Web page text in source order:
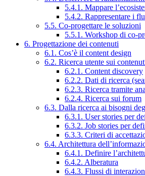
5.4.1. Mappare
5.4.2. Rappresentare i
5.5. Co-progettare le soluzioni
5.5.1. Workshop di co-
6. Progettazione dei contenuti
6.1. Cos’è il content design
6.2. Ricerca utente sui
6.2.1. Content discovery
6.2.2. Dati di ricerca
6.2.3. Ricerca tramite
6.2.4. Ricerca sui forum
6.3. Dalla ricerca ai bisogni
6.3.1. User stories per
6.3.2. Job stories per
6.3.3. Criteri di
6.4. Architettura
6.4.1. Definire
6.4.2. Alberatura
6.4.3. Flussi di